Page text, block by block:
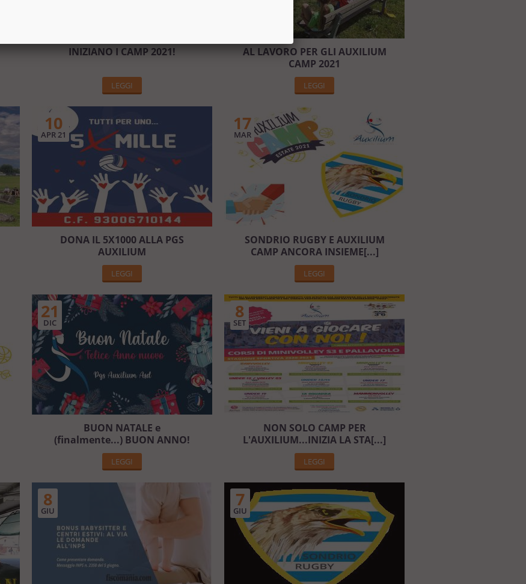
INIZIANO I CAMP 2021!
LEGGI
AL LAVORO PER GLI AUXILIUM
CAMP 2021
LEGGI
10
APR 21
DONA IL 5X1000 ALLA PGS
AUXILIUM
LEGGI
17
MAR
SONDRIO RUGBY E AUXILIUM
CAMP ANCORA INSIEME[...]
LEGGI
21
DIC
BUON NATALE e
(finalmente...) BUON ANNO!
LEGGI
8
SET
NON SOLO CAMP PER
L'AUXILIUM...INIZIA LA STA[...]
LEGGI
8
GIU
7
GIU